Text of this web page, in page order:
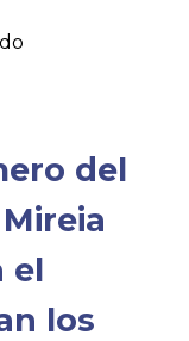
del
el
los